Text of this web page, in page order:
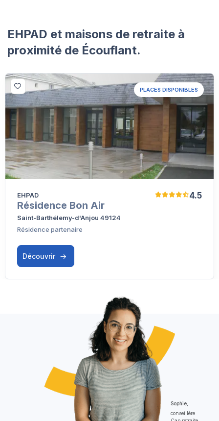
EHPAD et maisons de retraite à
proximité de Écouflant.
PLACES DISPONIBLES
4.5
EHPAD
Résidence Bon Air
Saint-Barthélemy-d'Anjou 49124
Résidence partenaire
Découvrir
Sophie,
conseillère